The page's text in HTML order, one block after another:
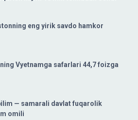
eng yirik savdo hamkor
Vyetnamga safarlari 44,7 foizga
— samarali davlat fuqarolik
omili